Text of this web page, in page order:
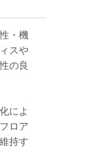
・機
スや
の良
によ
ロア
持す